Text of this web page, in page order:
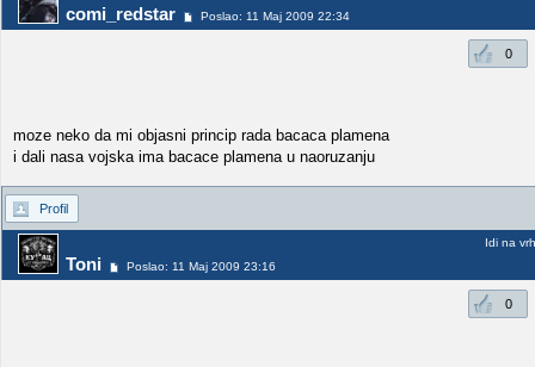
comi_redstar Poslao: 11 Maj 2009 22:34
0
moze neko da mi objasni princip rada bacaca plamena
i dali nasa vojska ima bacace plamena u naoruzanju
Profil
Toni Poslao: 11 Maj 2009 23:16
Idi na vrh
0